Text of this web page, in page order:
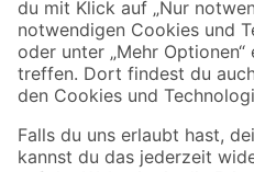
Jetzt die toom-App
Alle Preisangaben in EUR inkl. gesetzl.